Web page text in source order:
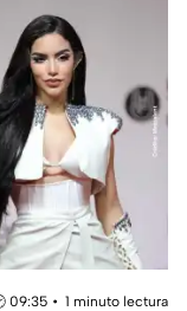
09:35
1 minuto lectura